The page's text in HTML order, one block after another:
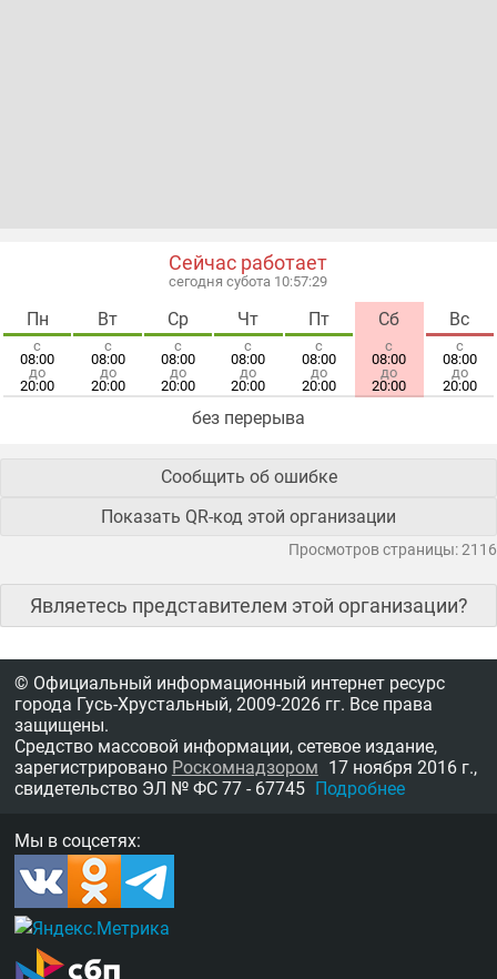
Сейчас работает
сегодня субота 10:57:30
Пн
с
08:00
до
20:00
Вт
с
08:00
до
20:00
Ср
с
08:00
до
20:00
Чт
с
08:00
до
20:00
Пт
с
08:00
до
20:00
Сб
с
08:00
до
20:00
Вс
с
08:00
до
20:00
без перерыва
Сообщить об ошибке
Показать QR-код этой организации
Просмотров страницы: 2116
Являетесь представителем этой организации?
© Официальный информационный интернет ресурс
города Гусь-Хрустальный, 2009-2026 гг. Все права
защищены.
Средство массовой информации, сетевое издание,
зарегистрировано Роскомнадзором 17 ноября 2016 г.,
свидетельство ЭЛ № ФС 77 - 67745 Подробнее
Мы в соцсетях: